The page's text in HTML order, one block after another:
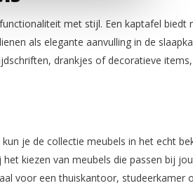
met stijl. Een kaptafel biedt
als elegante aanvulling in de
drankjes of decoratieve
kun je de collectie meubels in het echt
kiezen van meubels die passen bij
voor een thuiskantoor, studeerkamer